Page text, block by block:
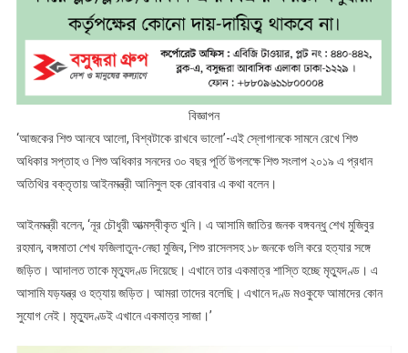
বিজ্ঞাপন
‘আজকের শিশু আনবে আলো, বিশ্বটাকে রাখবে ভালো’-এই স্লোগানকে সামনে রেখে শিশু
অধিকার সপ্তাহ ও শিশু অধিকার সনদের ৩০ বছর পূর্তি উপলক্ষে শিশু সংলাপ ২০১৯ এ প্রধান
অতিথির বক্তৃতায় আইনমন্ত্রী আনিসুল হক রোববার এ কথা বলেন।
আইনমন্ত্রী বলেন, ‘নূর চৌধুরী আত্মস্বীকৃত খুনি। এ আসামি জাতির জনক বঙ্গবন্ধু শেখ মুজিবুর
রহমান, বঙ্গমাতা শেখ ফজিলাতুন-নেছা মুজিব, শিশু রাসেলসহ ১৮ জনকে গুলি করে হত্যার সঙ্গে
জড়িত। আদালত তাকে মৃত্যুদণ্ড দিয়েছে। এখানে তার একমাত্র শাস্তি হচ্ছে মৃত্যুদণ্ড। এ
আসামি যড়যন্ত্র ও হত্যায় জড়িত। আমরা তাদের বলেছি। এখানে দণ্ড মওকুফে আমাদের কোন
সুযোগ নেই। মৃত্যুদণ্ডই এখানে একমাত্র সাজা।’